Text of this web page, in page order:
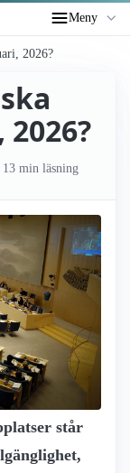
Meny
2026?
13 min läsning
står